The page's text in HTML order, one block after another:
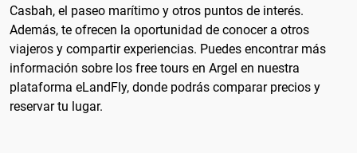
Casbah, el paseo marítimo y otros puntos de interés.
Además, te ofrecen la oportunidad de conocer a otros
viajeros y compartir experiencias. Puedes encontrar más
información sobre los free tours en Argel en nuestra
plataforma eLandFly, donde podrás comparar precios y
reservar tu lugar.